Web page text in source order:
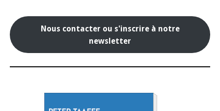
Nous contacter ou s'inscrire à notre
newsletter